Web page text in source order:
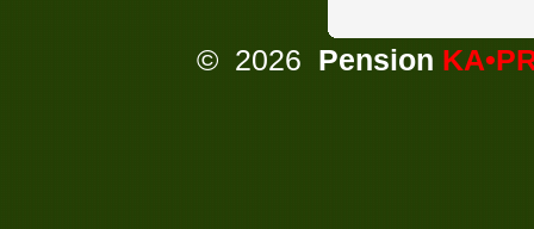
© 2026 Pension